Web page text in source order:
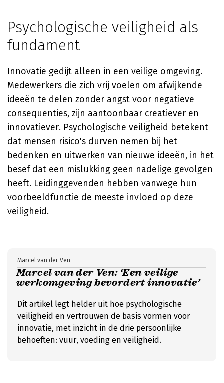
Psychologische veiligheid als
fundament
Innovatie gedijt alleen in een veilige omgeving.
Medewerkers die zich vrij voelen om afwijkende
ideeën te delen zonder angst voor negatieve
consequenties, zijn aantoonbaar creatiever en
innovatiever. Psychologische veiligheid betekent
dat mensen risico's durven nemen bij het
bedenken en uitwerken van nieuwe ideeën, in het
besef dat een mislukking geen nadelige gevolgen
heeft. Leidinggevenden hebben vanwege hun
voorbeeldfunctie de meeste invloed op deze
veiligheid.
Marcel van der Ven: ‘Een veilige
werkomgeving bevordert innovatie’
Marcel van der Ven
Dit artikel legt helder uit hoe psychologische
veiligheid en vertrouwen de basis vormen voor
innovatie, met inzicht in de drie persoonlijke
behoeften: vuur, voeding en veiligheid.